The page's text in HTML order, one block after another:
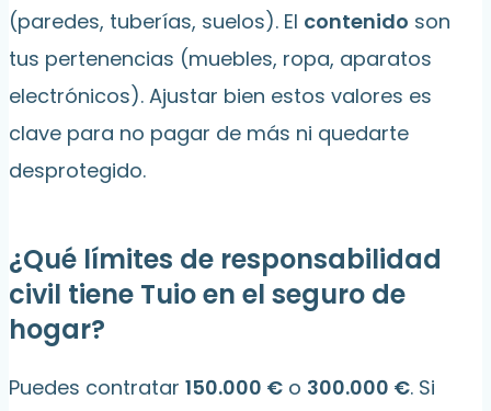
(paredes, tuberías, suelos). El contenido son
tus pertenencias (muebles, ropa, aparatos
electrónicos). Ajustar bien estos valores es
clave para no pagar de más ni quedarte
desprotegido.
¿Qué límites de responsabilidad
civil tiene Tuio en el seguro de
hogar?
Puedes contratar 150.000 € o 300.000 €. Si